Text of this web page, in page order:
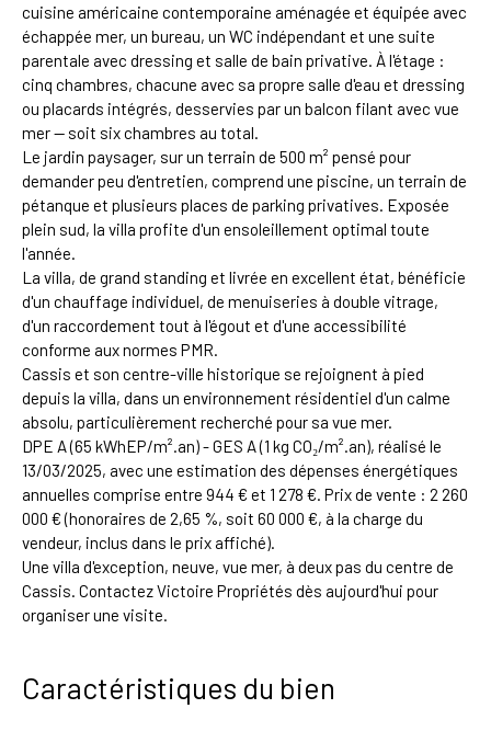
cuisine américaine contemporaine aménagée et équipée avec
échappée mer, un bureau, un WC indépendant et une suite
parentale avec dressing et salle de bain privative. À l'étage :
cinq chambres, chacune avec sa propre salle d'eau et dressing
ou placards intégrés, desservies par un balcon filant avec vue
mer — soit six chambres au total.
Le jardin paysager, sur un terrain de 500 m² pensé pour
demander peu d'entretien, comprend une piscine, un terrain de
pétanque et plusieurs places de parking privatives. Exposée
plein sud, la villa profite d'un ensoleillement optimal toute
l'année.
La villa, de grand standing et livrée en excellent état, bénéficie
d'un chauffage individuel, de menuiseries à double vitrage,
d'un raccordement tout à l'égout et d'une accessibilité
conforme aux normes PMR.
Cassis et son centre-ville historique se rejoignent à pied
depuis la villa, dans un environnement résidentiel d'un calme
absolu, particulièrement recherché pour sa vue mer.
DPE A (65 kWhEP/m².an) - GES A (1 kg CO₂/m².an), réalisé le
13/03/2025, avec une estimation des dépenses énergétiques
annuelles comprise entre 944 € et 1 278 €. Prix de vente : 2 260
000 € (honoraires de 2,65 %, soit 60 000 €, à la charge du
vendeur, inclus dans le prix affiché).
Une villa d'exception, neuve, vue mer, à deux pas du centre de
Cassis. Contactez Victoire Propriétés dès aujourd'hui pour
organiser une visite.
Caractéristiques du bien